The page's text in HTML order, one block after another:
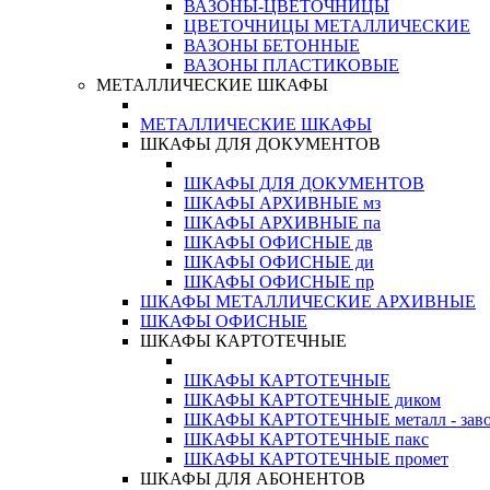
ВАЗОНЫ-ЦВЕТОЧНИЦЫ
ЦВЕТОЧНИЦЫ МЕТАЛЛИЧЕСКИЕ
ВАЗОНЫ БЕТОННЫЕ
ВАЗОНЫ ПЛАСТИКОВЫЕ
МЕТАЛЛИЧЕСКИЕ ШКАФЫ
МЕТАЛЛИЧЕСКИЕ ШКАФЫ
ШКАФЫ ДЛЯ ДОКУМЕНТОВ
ШКАФЫ ДЛЯ ДОКУМЕНТОВ
ШКАФЫ АРХИВНЫЕ мз
ШКАФЫ АРХИВНЫЕ па
ШКАФЫ ОФИСНЫЕ дв
ШКАФЫ ОФИСНЫЕ ди
ШКАФЫ ОФИСНЫЕ пр
ШКАФЫ МЕТАЛЛИЧЕСКИЕ АРХИВНЫЕ
ШКАФЫ ОФИСНЫЕ
ШКАФЫ КАРТОТЕЧНЫЕ
ШКАФЫ КАРТОТЕЧНЫЕ
ШКАФЫ КАРТОТЕЧНЫЕ диком
ШКАФЫ КАРТОТЕЧНЫЕ металл -
ШКАФЫ КАРТОТЕЧНЫЕ пакс
ШКАФЫ КАРТОТЕЧНЫЕ промет
ШКАФЫ ДЛЯ АБОНЕНТОВ